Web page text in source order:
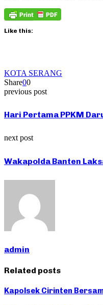
Like this:
KOTA SERANG
Share00
previous post
Hari Pertama PPKM
next post
Wakapolda Banten
admin
Related posts
Kapolsek Cirinten